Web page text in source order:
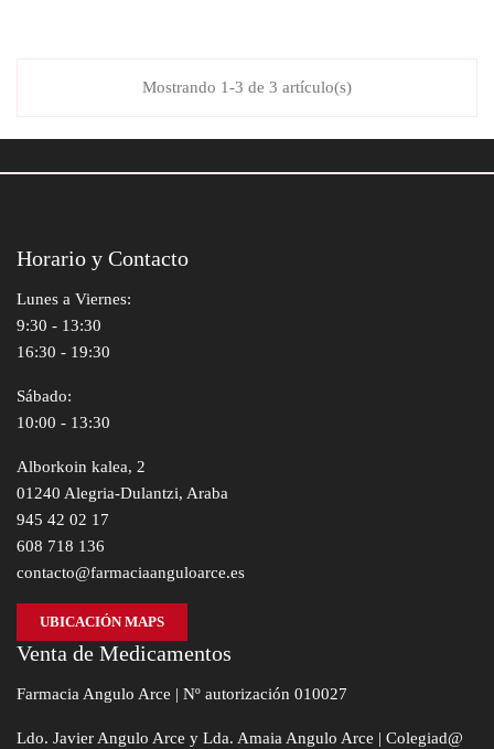
Mostrando 1-3 de 3 artículo(s)
Horario y Contacto
Lunes a Viernes:
9:30 - 13:30
16:30 - 19:30
Sábado:
10:00 - 13:30
Alborkoin kalea, 2
01240 Alegria-Dulantzi, Araba
945 42 02 17
608 718 136
contacto@farmaciaanguloarce.es
UBICACIÓN MAPS
Venta de Medicamentos
Farmacia Angulo Arce | Nº autorización 010027
Ldo. Javier Angulo Arce y Lda. Amaia Angulo Arce | Colegiad@